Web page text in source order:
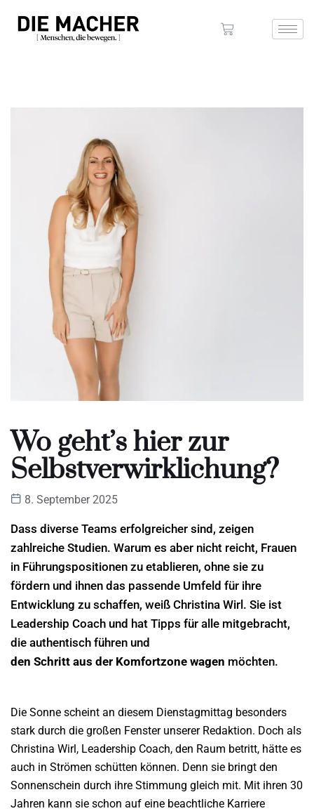
Wo geht’s hier zur
Selbstverwirklichung?
8. September 2025
Dass diverse Teams erfolgreicher sind, zeigen
zahlreiche Studien. Warum es aber nicht reicht, Frauen
in Führungspositionen zu etablieren, ohne sie zu
fördern und ihnen das passende Umfeld für ihre
Entwicklung zu schaffen, weiß Christina Wirl. Sie ist
Leadership Coach und hat Tipps für alle mitgebracht,
die authentisch führen und
den Schritt aus der Komfortzone wagen möchten.
Die Sonne scheint an diesem Dienstagmittag besonders
stark durch die großen Fenster unserer Redaktion. Doch als
Christina Wirl, Leadership Coach, den Raum betritt, hätte es
auch in Strömen schütten können. Denn sie bringt den
Sonnenschein durch ihre Stimmung gleich mit. Mit ihren 30
Jahren kann sie schon auf eine beachtliche Karriere